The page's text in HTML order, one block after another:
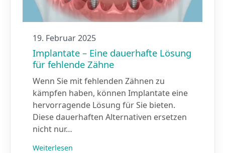
19. Februar 2025
Implantate – Eine dauerhafte Lösung
für fehlende Zähne
Wenn Sie mit fehlenden Zähnen zu
kämpfen haben, können Implantate eine
hervorragende Lösung für Sie bieten.
Diese dauerhaften Alternativen ersetzen
nicht nur…
Weiterlesen